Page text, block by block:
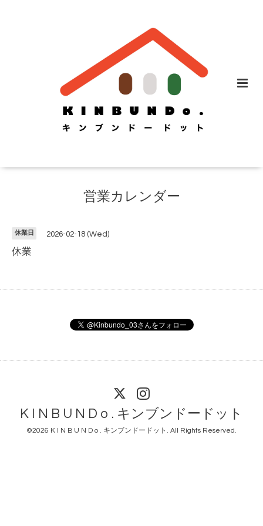
営業カレンダー
休業日 2026-02-18 (Wed)
休業
K I N B U N D o . キンブンドードット
©2026 K I N B U N D o . キンブンドードット . All Rights Reserved.